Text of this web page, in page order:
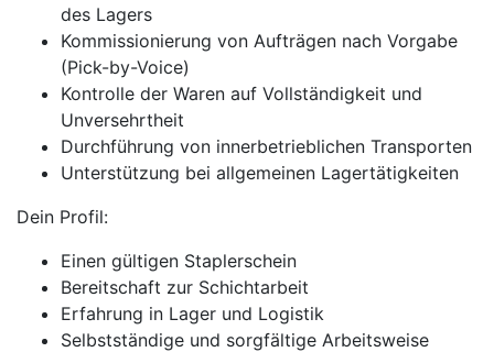
des Lagers
Kommissionierung von Aufträgen nach Vorgabe
(Pick-by-Voice)
Kontrolle der Waren auf Vollständigkeit und
Unversehrtheit
Durchführung von innerbetrieblichen Transporten
Unterstützung bei allgemeinen Lagertätigkeiten
Dein Profil:
Einen gültigen Staplerschein
Bereitschaft zur Schichtarbeit
Erfahrung in Lager und Logistik
Selbstständige und sorgfältige Arbeitsweise